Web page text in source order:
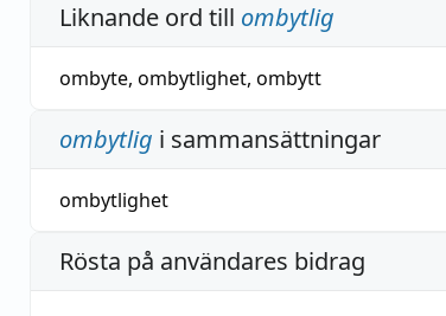
Liknande ord till ombytlig
ombyte, ombytlighet, ombytt
ombytlig i sammansättningar
ombytlighet
Rösta på användares bidrag